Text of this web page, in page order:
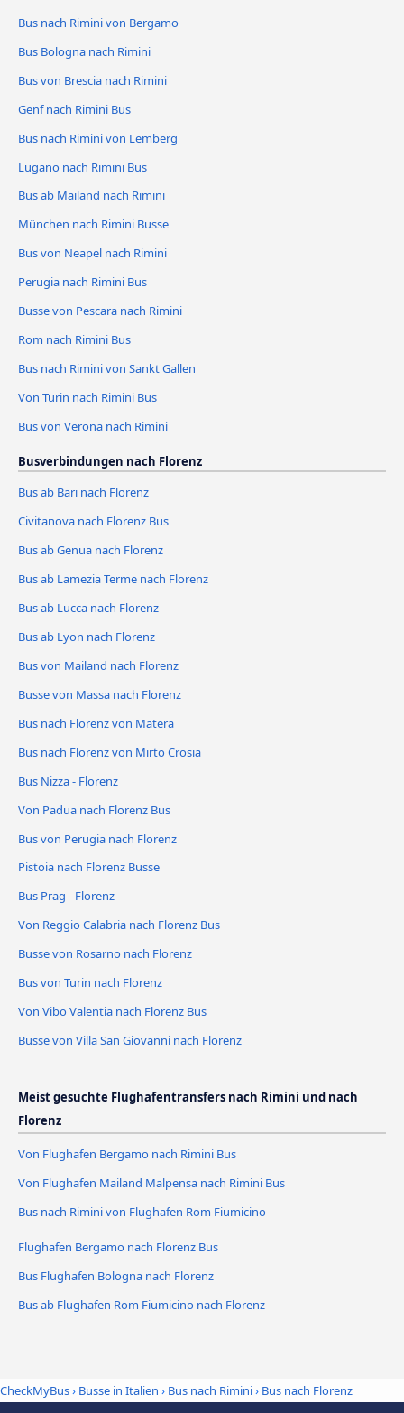
Bus nach Rimini von Bergamo
Bus Bologna nach Rimini
Bus von Brescia nach Rimini
Genf nach Rimini Bus
Bus nach Rimini von Lemberg
Lugano nach Rimini Bus
Bus ab Mailand nach Rimini
München nach Rimini Busse
Bus von Neapel nach Rimini
Perugia nach Rimini Bus
Busse von Pescara nach Rimini
Rom nach Rimini Bus
Bus nach Rimini von Sankt Gallen
Von Turin nach Rimini Bus
Bus von Verona nach Rimini
Busverbindungen nach Florenz
Bus ab Bari nach Florenz
Civitanova nach Florenz Bus
Bus ab Genua nach Florenz
Bus ab Lamezia Terme nach Florenz
Bus ab Lucca nach Florenz
Bus ab Lyon nach Florenz
Bus von Mailand nach Florenz
Busse von Massa nach Florenz
Bus nach Florenz von Matera
Bus nach Florenz von Mirto Crosia
Bus Nizza - Florenz
Von Padua nach Florenz Bus
Bus von Perugia nach Florenz
Pistoia nach Florenz Busse
Bus Prag - Florenz
Von Reggio Calabria nach Florenz Bus
Busse von Rosarno nach Florenz
Bus von Turin nach Florenz
Von Vibo Valentia nach Florenz Bus
Busse von Villa San Giovanni nach Florenz
Meist gesuchte Flughafentransfers nach Rimini und nach
Florenz
Von Flughafen Bergamo nach Rimini Bus
Von Flughafen Mailand Malpensa nach Rimini Bus
Bus nach Rimini von Flughafen Rom Fiumicino
Flughafen Bergamo nach Florenz Bus
Bus Flughafen Bologna nach Florenz
Bus ab Flughafen Rom Fiumicino nach Florenz
CheckMyBus› Busse in Italien › Bus nach Rimini› Bus nach Florenz